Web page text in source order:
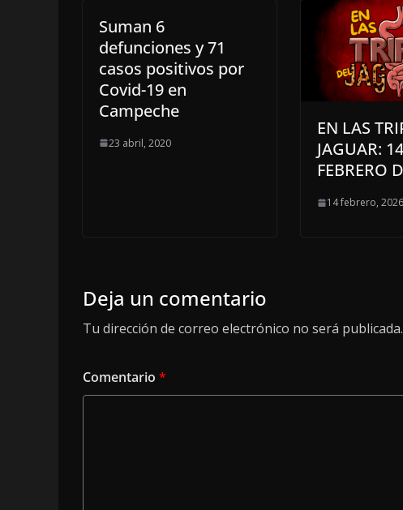
Suman 6
defunciones y 71
casos positivos por
Covid-19 en
Campeche
23 abril, 2020
EN LAS
JAGUAR:
FEBRERO
14 febrero, 2026
Deja un comentario
Tu dirección de correo electrónico no será publicada.
Comentario *